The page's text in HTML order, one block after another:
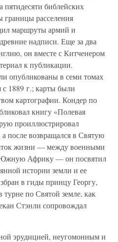
пятидесяти библейских
границы расселения
маршруты армий и
надписи. Еще за два
он вместе с Китченером
к публикации.
опубликованы в семи томах
1889 г.; карты были
картографии. Кондер по
книгу «Полевая
проиллюстрировал
после возвращался в Святую
жизни — между военными
Южную Африку — он посвятил
истории земли и ее
в гиды принцу Георгу,
по Святой земле, как
Стэнли сопровождал
эрудицией, неугомонным и